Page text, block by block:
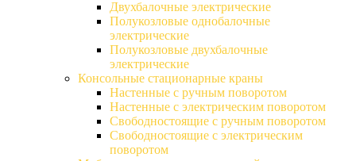
Двухбалочные электрические
Полукозловые однобалочные
электрические
Полукозловые двухбалочные
электрические
Консольные стационарные краны
Настенные с ручным поворотом
Настенные с электрическим поворотом
Свободностоящие с ручным поворотом
Свободностоящие с электрическим
поворотом